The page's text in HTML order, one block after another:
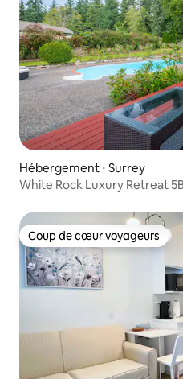
Hébergement ⋅ Surrey
White Rock Luxury Retreat
Coup de cœur voyageurs
Coup de cœur voyageurs